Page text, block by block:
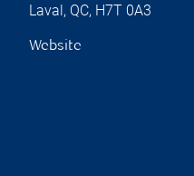
Laval, QC, H7T 0A3
Website